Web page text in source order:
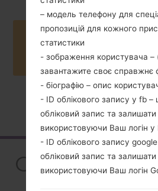
Buy accessories
→ LG
Огляд
– модель телефону для
пропозицій для кожного
статистики
- зображення користувача –
завантажите своє справжнє
- біографію – опис
- ID облікового запису у fb –
обліковий запис та залишати
використовуючи Ваш логін у
- ID облікового запису
обліковий запис та залишати
використовуючи Ваш логін